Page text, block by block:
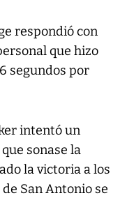
respondió con
que hizo
segundos por
intentó un
sonase la
la victoria a los
San Antonio se